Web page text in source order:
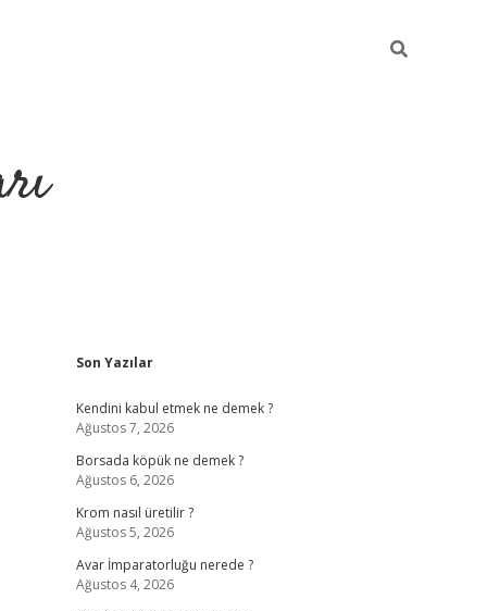
Sidebar
Son Yazılar
Kendini kabul etmek ne demek ?
Ağustos 7, 2026
Borsada köpük ne demek ?
Ağustos 6, 2026
Krom nasıl üretilir ?
Ağustos 5, 2026
Avar İmparatorluğu nerede ?
Ağustos 4, 2026
betcihiltonbet giriş